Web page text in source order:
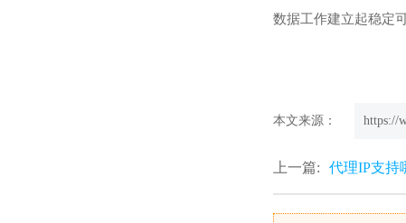
数据工作建立起稳定
本文来源： https://
上一篇: 代理IP支持